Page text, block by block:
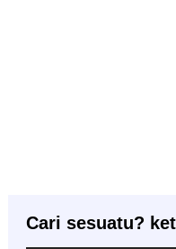
Cari sesuatu?